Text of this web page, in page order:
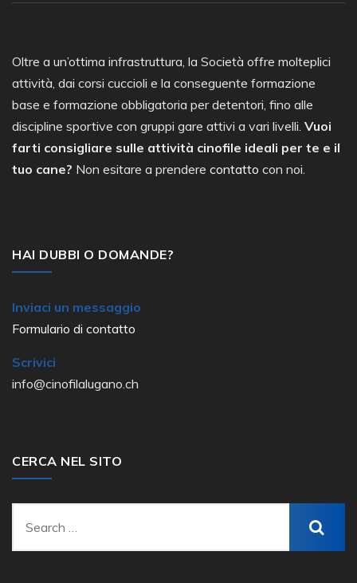
Oltre a un’ottima infrastruttura, la Società offre molteplici
attività, dai corsi cuccioli e la conseguente formazione
base e formazione obbligatoria per detentori, fino alle
discipline sportive con gruppi gare attivi a vari livelli. Vuoi
farti consigliare sulle attività cinofile ideali per te e il
tuo cane? Non esitare a prendere contatto con noi.
HAI DUBBI O DOMANDE?
Inviaci un messaggio
Formulario di contatto
Scrivici
info@cinofilalugano.ch
CERCA NEL SITO